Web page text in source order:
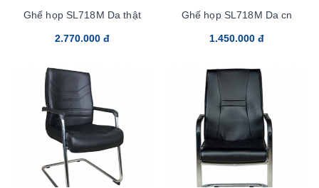
Ghế họp SL718M Da thật
2.770.000 đ
Ghế họp SL718M Da cn
1.450.000 đ